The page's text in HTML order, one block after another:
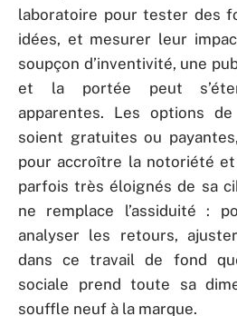
laboratoire pour tester des
idées, et mesurer leur
soupçon d’inventivité, une
et la portée peut
apparentes. Les options de
soient gratuites ou
pour accroître la notoriété
parfois très éloignés de sa
ne remplace l’assiduité :
analyser les retours,
dans ce travail de fond
sociale prend toute sa
souffle neuf à la marque.